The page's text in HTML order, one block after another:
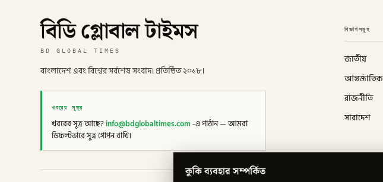
বিডি গ্লোবাল টাইমস
BD GLOBAL TIMES
বাংলাদেশ এবং বিশ্বের সর্বশেষ সংবাদ। প্রতিষ্ঠিত ২০১৮।
খবরের সূত্র
খবরের সূত্র আছে?info@bdglobaltimes.com-এ পাঠান — আমরা
ডিফল্টভাবে সূত্র গোপন রাখি।
বিভাগসমূহ
জাতীয়
আন্তর্জাতিক
রাজনীতি
সারাদেশ
কুকি ব্যবহার সম্পর্কিত